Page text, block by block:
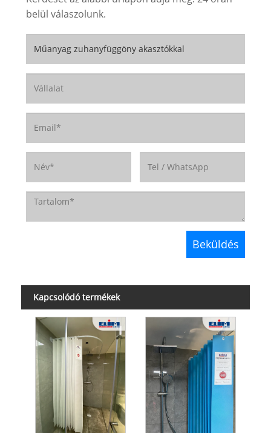
belül válaszolunk.
Kapcsolódó termékek